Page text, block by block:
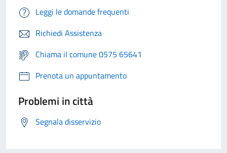
Leggi le domande frequenti
Richiedi Assistenza
Chiama il comune 0575 65641
Prenota un appuntamento
Problemi in città
Segnala disservizio